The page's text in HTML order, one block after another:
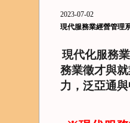
2023-07-02
現代服務業經營管理
現代化服務
務業徵才與
力，泛亞通